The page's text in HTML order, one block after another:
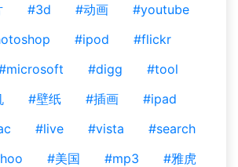
#3d #动画
#youtube
#ipod
#flickr
#digg
#tool
#壁纸 #插画
#ipad
#live #vista
#search
#美国 #mp3
#雅虎